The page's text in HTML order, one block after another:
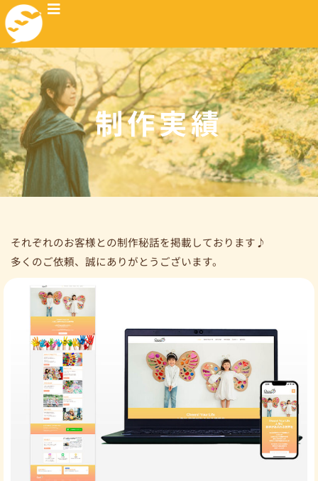
制作実績
それぞれのお客様との制作秘話を掲載しております♪
多くのご依頼、誠にありがとうございます。